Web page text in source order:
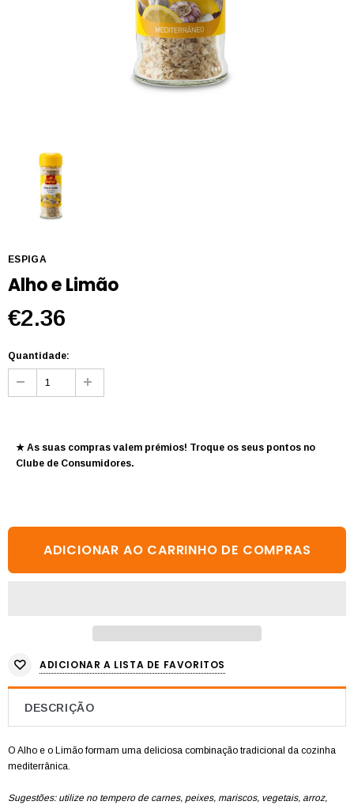
ESPIGA
Alho e Limão
€2.36
Quantidade:
★ As suas compras valem prémios! Troque os seus pontos no
Clube de Consumidores.
ADICIONAR A LISTA DE FAVORITOS
DESCRIÇÃO
O Alho e o Limão formam uma deliciosa combinação tradicional da cozinha
mediterrânica.
Sugestões: utilize no tempero de carnes, peixes, mariscos, vegetais, arroz,